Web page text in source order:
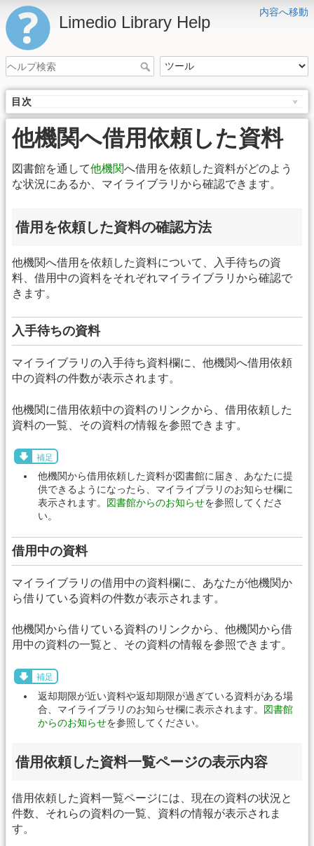
内容へ移動
Limedio Library Help
目次
他機関へ借用依頼した資料
図書館を通して他機関へ借用を依頼した資料がどのよう
な状況にあるか、マイライブラリから確認できます。
借用を依頼した資料の確認方法
他機関へ借用を依頼した資料について、入手待ちの資
料、借用中の資料をそれぞれマイライブラリから確認で
きます。
入手待ちの資料
マイライブラリの入手待ち資料欄に、他機関へ借用依頼
中の資料の件数が表示されます。
他機関に借用依頼中の資料のリンクから、借用依頼した
資料の一覧、その資料の情報を参照できます。
補足
他機関から借用依頼した資料が図書館に届き、あなたに提
供できるようになったら、マイライブラリのお知らせ欄に
表示されます。 図書館からのお知らせを参照してくださ
い。
借用中の資料
マイライブラリの借用中の資料欄に、あなたが他機関か
ら借りている資料の件数が表示されます。
他機関から借りている資料のリンクから、他機関から借
用中の資料の一覧と、その資料の情報を参照できます。
補足
返却期限が近い資料や返却期限が過ぎている資料がある場
合、マイライブラリのお知らせ欄に表示されます。 図書館
からのお知らせを参照してください。
借用依頼した資料一覧ページの表示内容
借用依頼した資料一覧ページには、現在の資料の状況と
件数、それらの資料の一覧、資料の情報が表示されま
す。